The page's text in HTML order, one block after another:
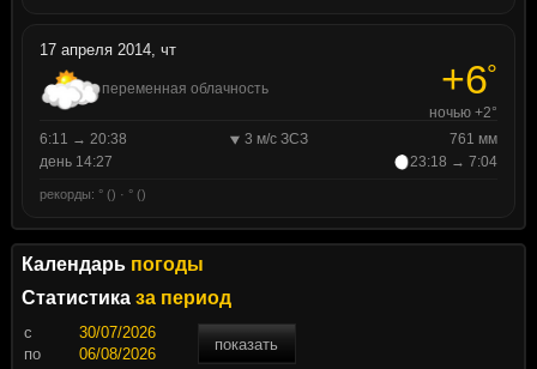
17 апреля 2014, чт
переменная облачность +6°
ночью +2°
6:11 → 20:38
3 м/с ЗСЗ
761 мм
день 14:27
23:18 → 7:04
рекорды: ° () · ° ()
Календарь погоды
Статистика за период
c
показать
по